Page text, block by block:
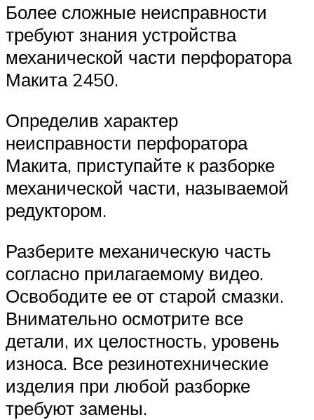
Более сложные неисправности
требуют знания устройства
механической части перфоратора
Макита 2450.
Определив характер
неисправности перфоратора
Макита, приступайте к разборке
механической части, называемой
редуктором.
Разберите механическую часть
согласно прилагаемому видео.
Освободите ее от старой смазки.
Внимательно осмотрите все
детали, их целостность, уровень
износа. Все резинотехнические
изделия при любой разборке
требуют замены.